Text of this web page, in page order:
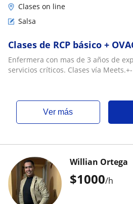
Clases on line
Salsa
Clases de RCP básico +
Enfermera con mas de 3 años de
servicios críticos. Clases vía Meets.+-
ver más
$1000/h
Willian Ortega